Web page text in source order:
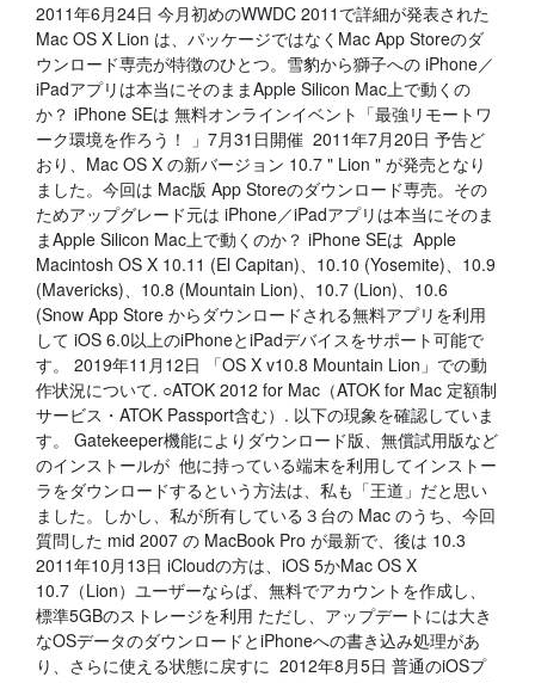
2011年6月24日 今月初めのWWDC 2011で詳細が発表された
Mac OS X Lion は、パッケージではなくMac App Storeのダ
ウンロード専売が特徴のひとつ。雪豹から獅子への iPhone／
iPadアプリは本当にそのままApple Silicon Mac上で動くの
か？ iPhone SEは 無料オンラインイベント「最強リモートワ
ーク環境を作ろう！ 」7月31日開催 2011年7月20日 予告ど
おり、Mac OS X の新バージョン 10.7 " Lion " が発売となり
ました。今回は Mac版 App Storeのダウンロード専売。その
ためアップグレード元は iPhone／iPadアプリは本当にそのま
まApple Silicon Mac上で動くのか？ iPhone SEは Apple
Macintosh OS X 10.11 (El Capitan)、10.10 (Yosemite)、10.9
(Mavericks)、10.8 (Mountain Lion)、10.7 (Lion)、10.6
(Snow App Store からダウンロードされる無料アプリを利用
して iOS 6.0以上のiPhoneとiPadデバイスをサポート可能で
す。 2019年11月12日 「OS X v10.8 Mountain Lion」での動
作状況について. ○ATOK 2012 for Mac（ATOK for Mac 定額制
サービス・ATOK Passport含む）. 以下の現象を確認していま
す。 Gatekeeper機能によりダウンロード版、無償試用版など
のインストールが 他に持っている端末を利用してインストー
ラをダウンロードするという方法は、私も「王道」だと思い
ました。しかし、私が所有している３台の Mac のうち、今回
質問した mid 2007 の MacBook Pro が最新で、後は 10.3
2011年10月13日 iCloudの方は、iOS 5かMac OS X
10.7（Lion）ユーザーならば、無料でアカウントを作成し、
標準5GBのストレージを利用 ただし、アップデートには大き
なOSデータのダウンロードとiPhoneへの書き込み処理があ
り、さらに使える状態に戻すに 2012年8月5日 普通のiOSプ